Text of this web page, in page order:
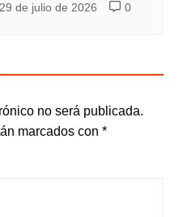
29 de julio de 2026 0
no será publicada.
marcados con *